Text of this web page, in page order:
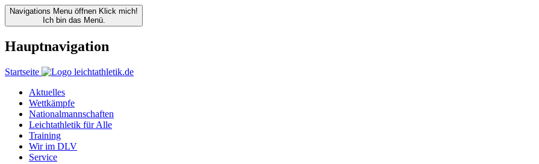
Navigations Menu öffnen Klick mich!
Ich bin das Menü.
Hauptnavigation
Startseite
Aktuelles
Wettkämpfe
Nationalmannschaften
Leichtathletik für Alle
Training
Wir im DLV
Service